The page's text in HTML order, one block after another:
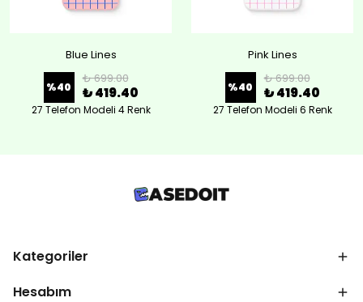
Blue Lines
%40
₺ 699.00
₺ 419.40
27 Telefon Modeli 4 Renk
Pink Lines
%40
₺ 699.00
₺ 419.40
27 Telefon Modeli 6 Renk
Kategoriler
Hesabım